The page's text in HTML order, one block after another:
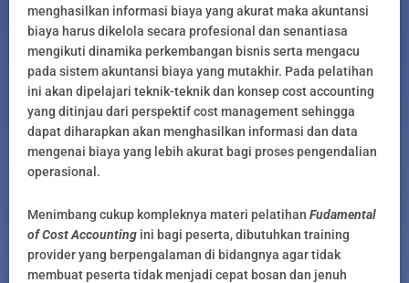
menghasilkan informasi biaya yang akurat maka akuntansi
biaya harus dikelola secara profesional dan senantiasa
mengikuti dinamika perkembangan bisnis serta mengacu
pada sistem akuntansi biaya yang mutakhir. Pada pelatihan
ini akan dipelajari teknik-teknik dan konsep cost accounting
yang ditinjau dari perspektif cost management sehingga
dapat diharapkan akan menghasilkan informasi dan data
mengenai biaya yang lebih akurat bagi proses pengendalian
operasional.
Menimbang cukup kompleknya materi pelatihan Fudamental
of Cost Accounting ini bagi peserta, dibutuhkan training
provider yang berpengalaman di bidangnya agar tidak
membuat peserta tidak menjadi cepat bosan dan jenuh